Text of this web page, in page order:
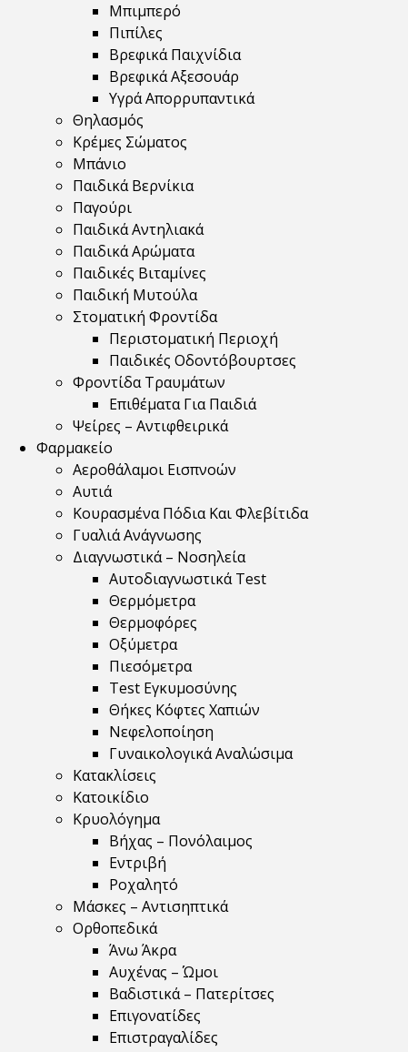
Μπιμπερό
Πιπίλες
Βρεφικά Παιχνίδια
Βρεφικά Αξεσουάρ
Υγρά Απορρυπαντικά
Θηλασμός
Κρέμες Σώματος
Μπάνιο
Παιδικά Βερνίκια
Παγούρι
Παιδικά Αντηλιακά
Παιδικά Αρώματα
Παιδικές Βιταμίνες
Παιδική Μυτούλα
Στοματική Φροντίδα
Περιστοματική Περιοχή
Παιδικές Οδοντόβουρτσες
Φροντίδα Τραυμάτων
Επιθέματα Για Παιδιά
Ψείρες – Αντιφθειρικά
Φαρμακείο
Αεροθάλαμοι Εισπνοών
Αυτιά
Κουρασμένα Πόδια Και Φλεβίτιδα
Γυαλιά Ανάγνωσης
Διαγνωστικά – Νοσηλεία
Αυτοδιαγνωστικά Test
Θερμόμετρα
Θερμοφόρες
Οξύμετρα
Πιεσόμετρα
Test Εγκυμοσύνης
Θήκες Κόφτες Χαπιών
Νεφελοποίηση
Γυναικολογικά Αναλώσιμα
Κατακλίσεις
Κατοικίδιο
Κρυολόγημα
Βήχας – Πονόλαιμος
Εντριβή
Ροχαλητό
Μάσκες – Αντισηπτικά
Ορθοπεδικά
Άνω Άκρα
Αυχένας – Ώμοι
Βαδιστικά – Πατερίτσες
Επιγονατίδες
Επιστραγαλίδες